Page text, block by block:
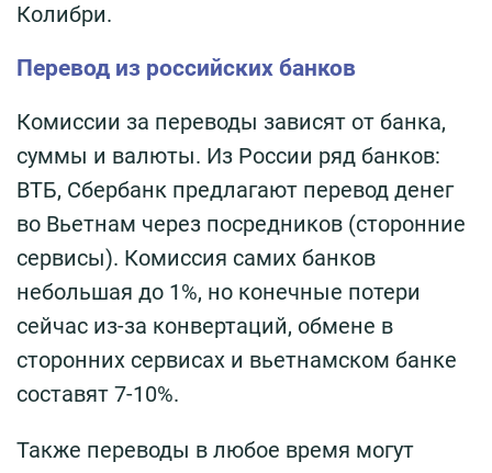
Колибри.
Перевод из российских банков
Комиссии за переводы зависят от банка,
суммы и валюты. Из России ряд банков:
ВТБ, Сбербанк предлагают перевод денег
во Вьетнам через посредников (сторонние
сервисы). Комиссия самих банков
небольшая до 1%, но конечные потери
сейчас из-за конвертаций, обмене в
сторонних сервисах и вьетнамском банке
составят 7-10%.
Также переводы в любое время могут